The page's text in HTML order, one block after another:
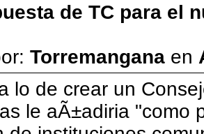
de TC para el
Torremangana en
lo de crear un
le aÃ±adiria "como